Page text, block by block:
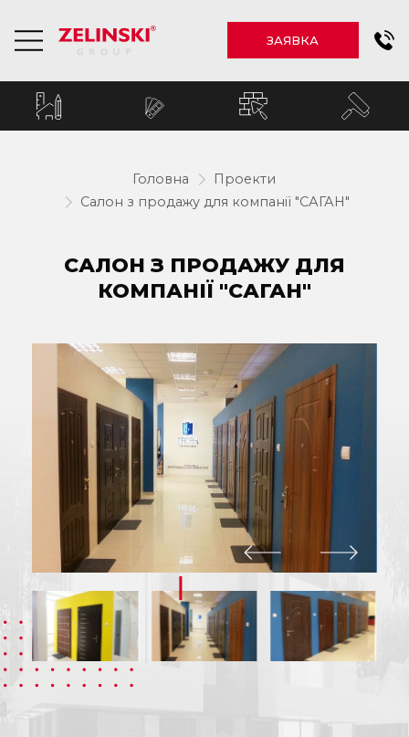
ЗАЯВКА
Головна
Проекти
Салон з продажу для компанії "САГАН"
САЛОН З ПРОДАЖУ ДЛЯ
КОМПАНІЇ "САГАН"